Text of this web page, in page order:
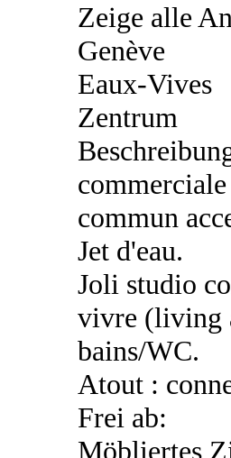
Zeige alle
Genève
Eaux-Vives
Zentrum
commun
Jet d'eau.
Joli studio
vivre (living
bains/WC.
Atout :
Frei ab:
Möbliertes